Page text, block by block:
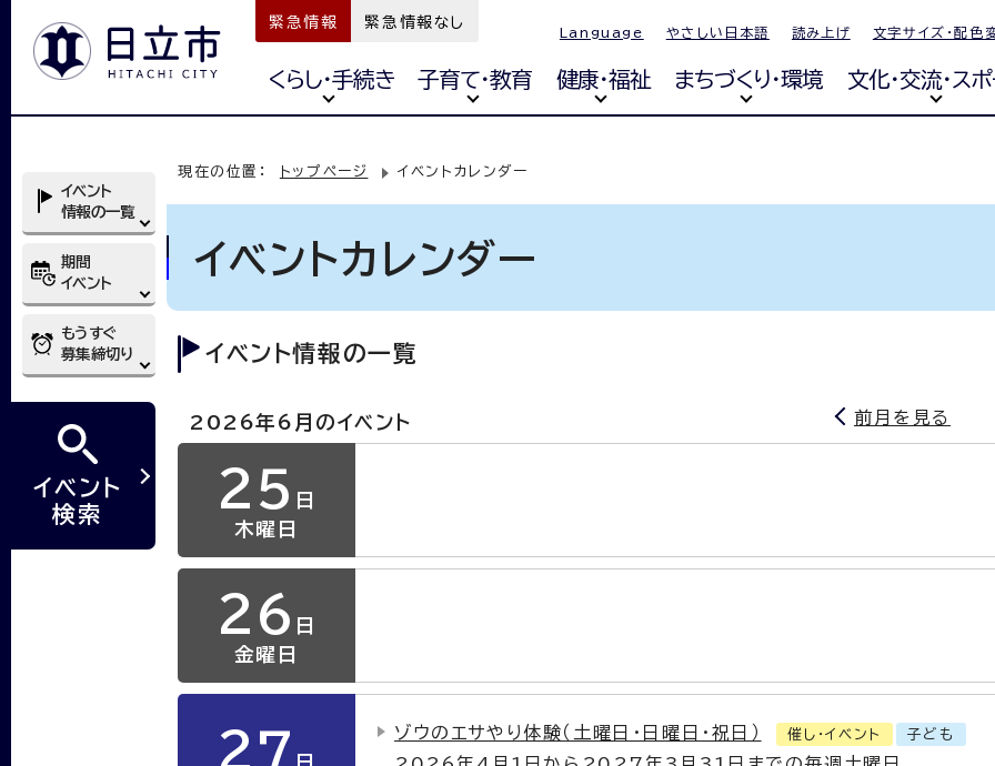
緊急情報 緊急情報なし
Language やさしい日本語 読み上げ 文字サイズ・配色
くらし・手続き 子育て・教育 健康・福祉 まちづくり・環境 文化・交流・ス
現在の位置： トップページ イベントカレンダー
イベントカレンダー
イベント
情報の一覧
期間
イベント
もうすぐ
募集締切り
イベント
検索
イベント情報の一覧
前月を見る
2026年6月のイベント
25 日
木曜日
26 日
金曜日
27 日
ゾウのエサやり体験（土曜日・日曜日・祝日） 催し・イベント 子ども